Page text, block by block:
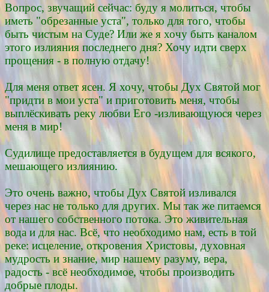
Вопрос, звучащий сейчас: буду я молиться, чтобы
иметь "обрезанные уста", только для того, чтобы
быть чистым на Суде? Или же я хочу быть каналом
этого излияния последнего дня? Хочу идти сверх
прощения - в полную отдачу!
Для меня ответ ясен. Я хочу, чтобы Дух Святой мог
"придти в мои уста" и приготовить меня, чтобы
выплёскивать реку любви Его -изливающуюся через
меня в мир!
Судилище предоставляется в будущем для всякого,
мешающего излиянию.
Это очень важно, чтобы Дух Святой изливался
через нас не только для других. Мы так же питаемся
от нашего собственного потока. Это живительная
вода и для нас. Всё, что необходимо нам, есть в той
реке: исцеление, откровения Христовы, духовная
мудрость и знание, мир нашему разуму, вера,
радость - всё необходимое, чтобы производить
добрые плоды.